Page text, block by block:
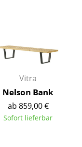
Vitra
Nelson Bank
ab 859,00 €
Sofort lieferbar